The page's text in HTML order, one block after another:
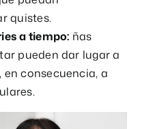
quistes.
a tiempo: ñas
pueden dar lugar a
en consecuencia, a